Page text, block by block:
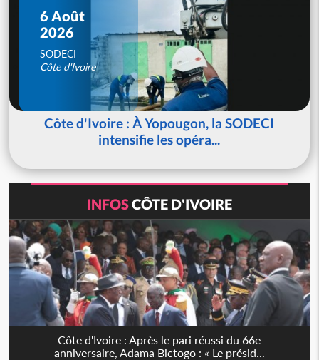
6 Août
2026
SODECI
Côte d'Ivoire
Côte d'Ivoire : À Yopougon, la SODECI
intensifie les opéra...
INFOSCÔTE D'IVOIRE
Côte d'Ivoire : Après le pari réussi du 66e
anniversaire, Adama Bictogo : « Le présid...